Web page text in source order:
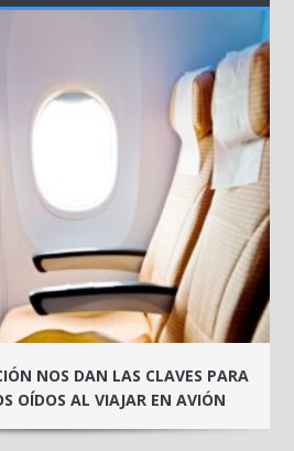
NOS DAN LAS CLAVES PARA
OÍDOS AL VIAJAR EN AVIÓN